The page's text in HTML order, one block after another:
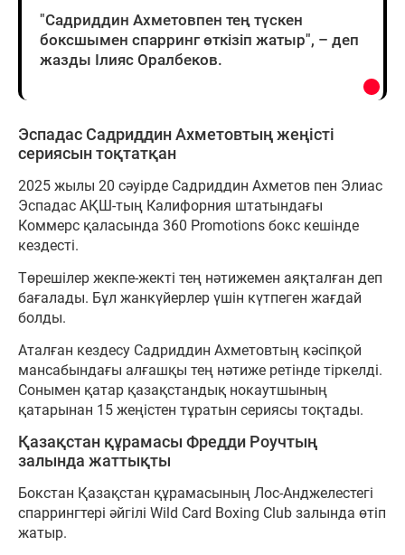
"Садриддин Ахметовпен тең түскен
боксшымен спарринг өткізіп жатыр", – деп
жазды Ілияс Оралбеков.
Эспадас Садриддин Ахметовтың жеңісті
сериясын тоқтатқан
2025 жылы 20 сәуірде Садриддин Ахметов пен Элиас
Эспадас АҚШ-тың Калифорния штатындағы
Коммерс қаласында 360 Promotions бокс кешінде
кездесті.
Төрешілер жекпе-жекті тең нәтижемен аяқталған деп
бағалады. Бұл жанкүйерлер үшін күтпеген жағдай
болды.
Аталған кездесу Садриддин Ахметовтың кәсіпқой
мансабындағы алғашқы тең нәтиже ретінде тіркелді.
Сонымен қатар қазақстандық нокаутшының
қатарынан 15 жеңістен тұратын сериясы тоқтады.
Қазақстан құрамасы Фредди Роучтың
залында жаттықты
Бокстан Қазақстан құрамасының Лос-Анджелестегі
спаррингтері әйгілі Wild Card Boxing Club залында өтіп
жатыр.